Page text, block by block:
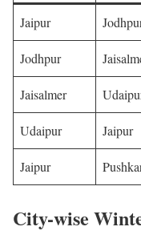
Jaipur
Jodhpur
Jaisalmer
Udaipur Jaipur
Jaipur
City-wise